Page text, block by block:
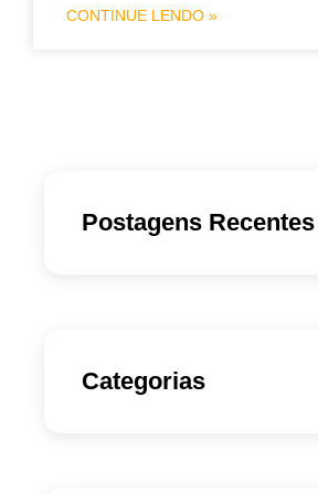
CONTINUE LENDO »
Postagens Recentes
Categorias